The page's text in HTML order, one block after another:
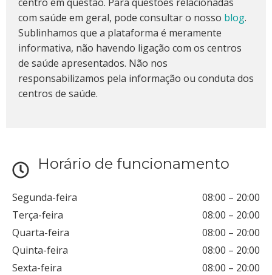
Horário de funcionamento
Segunda-feira 08:00 – 20:00
Terça-feira
08:00 – 20:00
Quarta-feira
08:00 – 20:00
Quinta-feira
08:00 – 20:00
Sexta-feira
08:00 – 20:00
com saúde em geral, pode consultar o nosso blog.
Sublinhamos que a plataforma é meramente
informativa, não havendo ligação com os centros
de saúde apresentados. Não nos
responsabilizamos pela informação ou conduta dos
centros de saúde.